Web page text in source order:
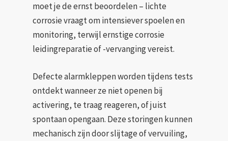
moet je de ernst beoordelen – lichte
corrosie vraagt om intensiever spoelen en
monitoring, terwijl ernstige corrosie
leidingreparatie of -vervanging vereist.
Defecte alarmkleppen worden tijdens tests
ontdekt wanneer ze niet openen bij
activering, te traag reageren, of juist
spontaan opengaan. Deze storingen kunnen
mechanisch zijn door slijtage of vervuiling,